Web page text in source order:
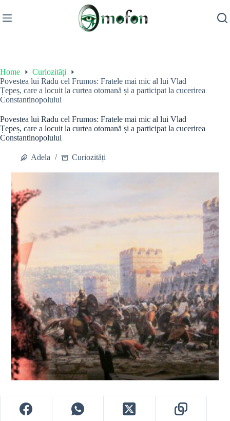
to
content
Home
Curiozități
Povestea lui Radu cel Frumos: Fratele mai mic al lui Vlad
Țepeș, care a locuit la curtea otomană și a participat la cucerirea
Constantinopolului
Povestea lui Radu cel Frumos: Fratele mai mic al lui Vlad
Țepeș, care a locuit la curtea otomană și a participat la cucerirea
Constantinopolului
Adela Curiozități